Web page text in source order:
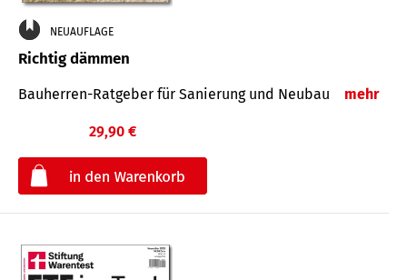
NEUAUFLAGE
Richtig dämmen
Bauherren-Ratgeber für Sanierung und Neubau mehr
29,90 €